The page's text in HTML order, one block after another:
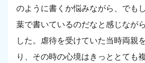
のように書くか悩みながら、でも
葉で書いているのだなと感じなが
した。虐待を受けていた当時両親
り、その時の心境はきっととても